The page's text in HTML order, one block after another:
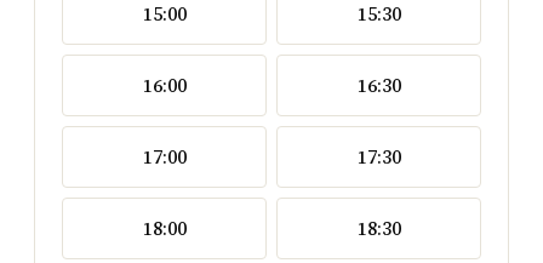
15:00 15:30
16:00 16:30
17:00 17:30
18:00 18:30